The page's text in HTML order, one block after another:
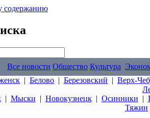
содержанию
Все новости Общество Культура
| Белово | Березовский | Верх-
| Мыски | Новокузнецк| Осинники |
Тяжин